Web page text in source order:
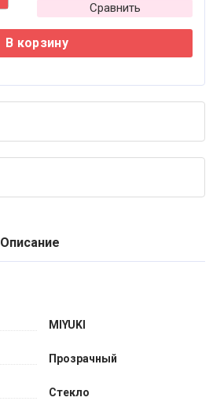
Сравнить
В корзину
Описание
MIYUKI
Прозрачный
Стекло